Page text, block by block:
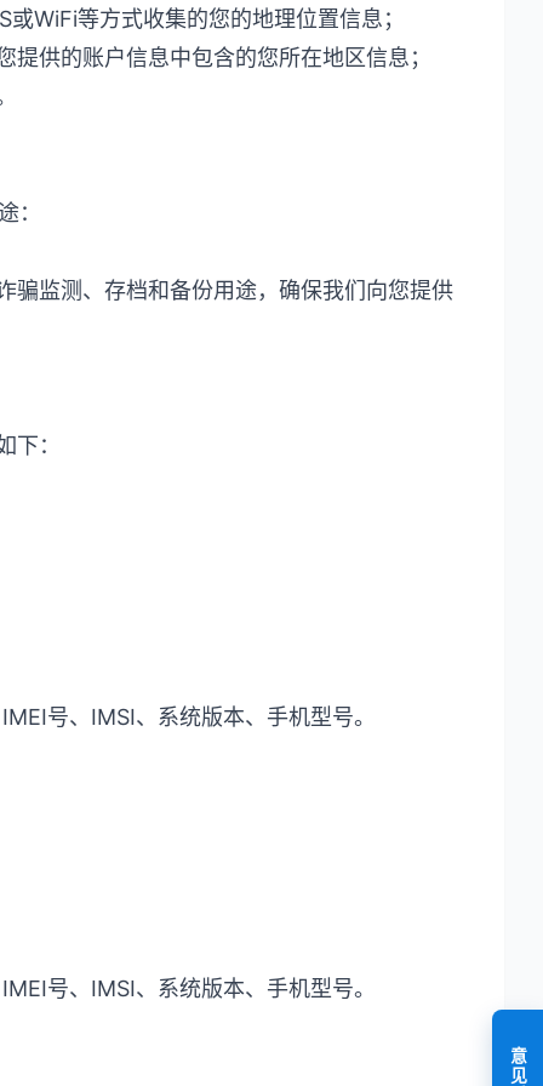
WiFi等方式收集的您的地理位置信息；
供的账户信息中包含的您所在地区信息；
：
骗监测、存档和备份用途，确保我们向您提供
下：
号、IMSI、系统版本、手机型号。
号、IMSI、系统版本、手机型号。